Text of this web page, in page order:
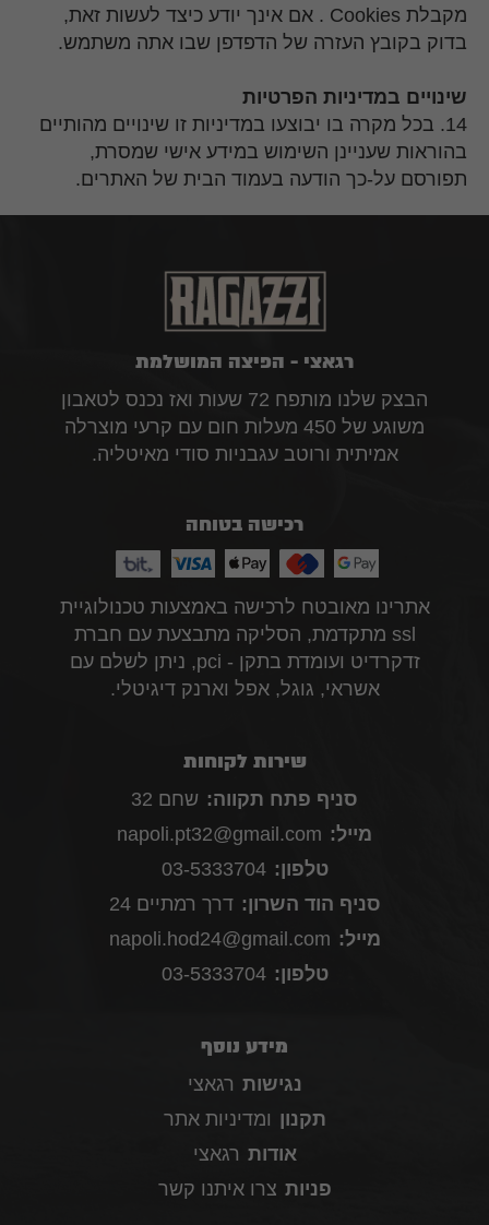
מקבלת Cookies . אם אינך יודע כיצד לעשות זאת,
בדוק בקובץ העזרה של הדפדפן שבו אתה משתמש.
שינויים במדיניות הפרטיות
14. בכל מקרה בו יבוצעו במדיניות זו שינויים מהותיים
בהוראות שעניינן השימוש במידע אישי שמסרת,
תפורסם על-כך הודעה בעמוד הבית של האתרים.
רגאצי - הפיצה המושלמת
הבצק שלנו מותפח 72 שעות ואז נכנס לטאבון
משוגע של 450 מעלות חום עם קרעי מוצרלה
אמיתית ורוטב עגבניות סודי מאיטליה.
רכישה בטוחה
אתרינו מאובטח לרכישה באמצעות טכנולוגיית
ssl מתקדמת, הסליקה מתבצעת עם חברת
זדקרדיט ועומדת בתקן - pci, ניתן לשלם עם
אשראי, גוגל, אפל וארנק דיגיטלי.
שירות לקוחות
סניף פתח תקווה: שחם 32
מייל: napoli.pt32@gmail.com
טלפון: 03-5333704
סניף הוד השרון: דרך רמתיים 24
מייל: napoli.hod24@gmail.com
טלפון: 03-5333704
מידע נוסף
נגישות רגאצי
תקנון ומדיניות אתר
אודות רגאצי
פניות צרו איתנו קשר